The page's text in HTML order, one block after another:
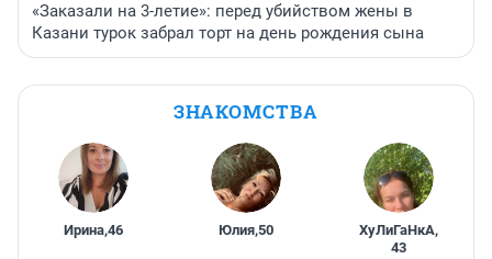
«Заказали на 3-летие»: перед убийством жены в
Казани турок забрал торт на день рождения сына
ЗНАКОМСТВА
Ирина,46 Юлия,50 ХуЛиГаНкА,
43